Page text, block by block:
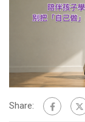
Share: